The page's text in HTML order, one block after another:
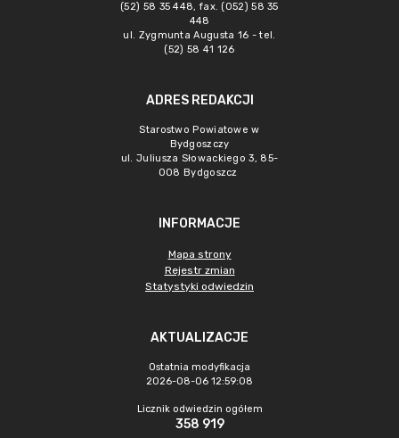
(52) 58 35 448, fax. (052) 58 35
448
ul. Zygmunta Augusta 16 - tel.
(52) 58 41 126
ADRES REDAKCJI
Starostwo Powiatowe w
Bydgoszczy
ul. Juliusza Słowackiego 3, 85-
008 Bydgoszcz
INFORMACJE
Mapa strony
Rejestr zmian
Statystyki odwiedzin
AKTUALIZACJE
Ostatnia modyfikacja
2026-08-06 12:59:08
Licznik odwiedzin ogółem
358 919